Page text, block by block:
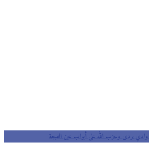
وادي بردى وحزب الله على أبواب عين الفيجة